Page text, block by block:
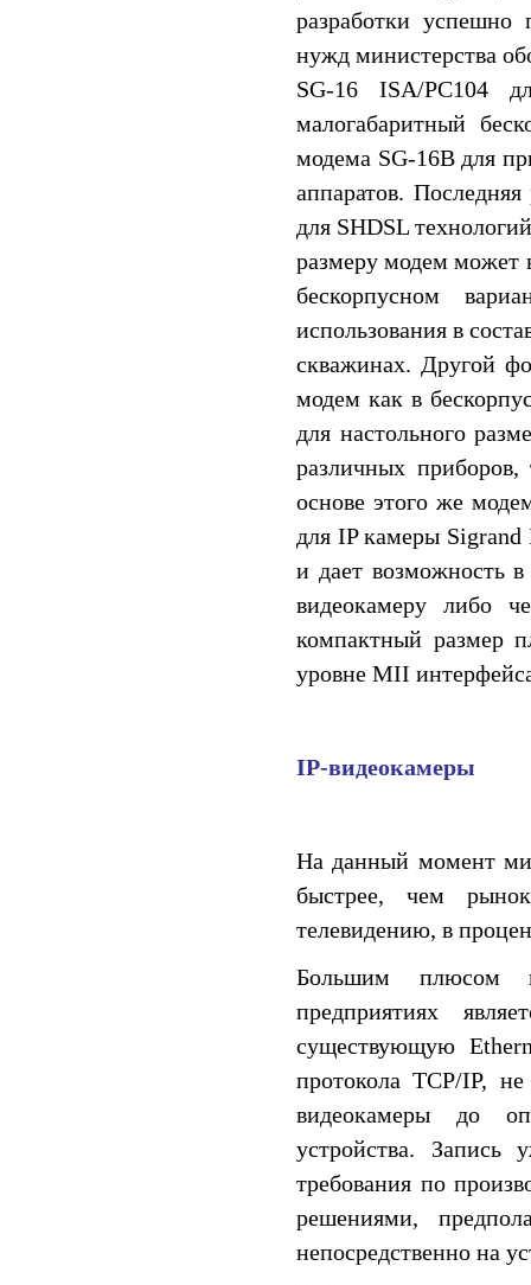
разработки
нужд министерства
SG-16 ISA/PC104
малогабаритный
модема SG-16B для
аппаратов.
для SHDSL
размеру модем может
бескорпусном
использования в
скважинах. Другой
модем как в
для настольного
различных
основе этого же
для IP камеры
и дает возможность
видеокамеру либо
компактный размер
уровне MII
IP-видеокамеры
На данный момент
быстрее, чем
телевидению, в
Большим плюсом
предприятиях
существующую
протокола TCP/IP,
видеокамеры до
устройства. Запись
требования по
решениями,
непосредственно на